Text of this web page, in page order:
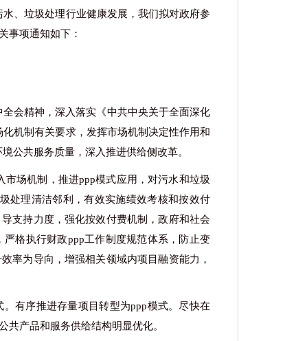
、垃圾处理行业健康发展，我们拟对政府参
事项通知如下：
会精神，深入落实《中共中央关于全面深化
机制有关要求，发挥市场机制决定性作用和
公共服务质量，深入推进供给侧改革。
市场机制，推进ppp模式应用，对污水和垃圾
处理清洁邻利，有效实施绩效考核和按效付
支持力度，强化按效付费机制，政府和社会
格执行财政ppp工作制度规范体系，防止变
率为导向，增强相关领域内项目融资能力，
。有序推进存量项目转型为ppp模式。尽快在
产品和服务供给结构明显优化。